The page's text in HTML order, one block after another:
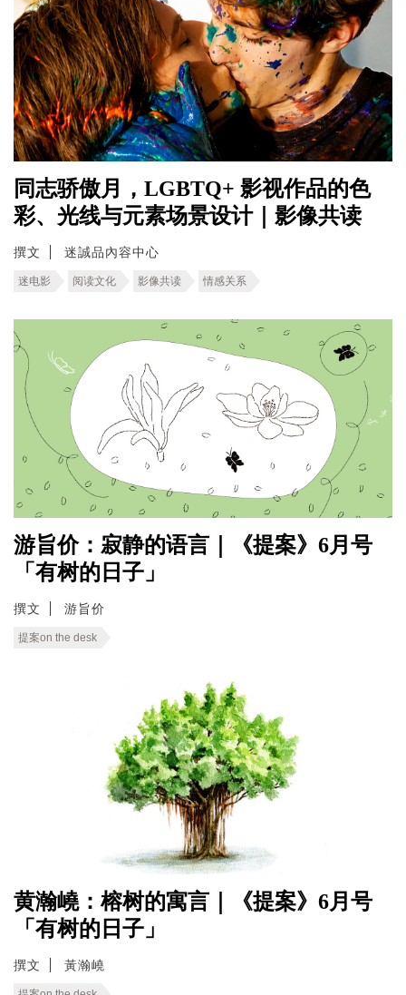
同志骄傲月，LGBTQ+ 影视作品的色
彩、光线与元素场景设计｜影像共读
撰文 迷誠品內容中心
迷电影 阅读文化 影像共读 情感关系
游旨价：寂静的语言｜《提案》6月号
「有树的日子」
撰文 游旨价
提案on the desk
黄瀚嶢：榕树的寓言｜《提案》6月号
「有树的日子」
撰文 黃瀚嶢